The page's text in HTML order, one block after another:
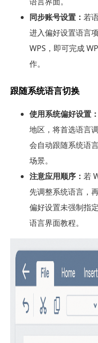
同步账号设置： 若
进入偏好设置语言
WPS，即可完成
作。
跟随系统语言切换
使用系统偏好设置：
地区，将首选语言
会自动跟随系统语
场景。
注意应用顺序： 若
先调整系统语言，
偏好设置未强制指
语言界面教程。